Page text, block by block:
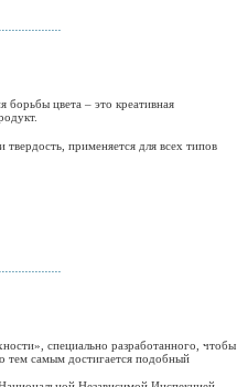
борьбы цвета – это креативная
применяется для всех типов
специально разработанного, чтобы
тем самым достигается подобный